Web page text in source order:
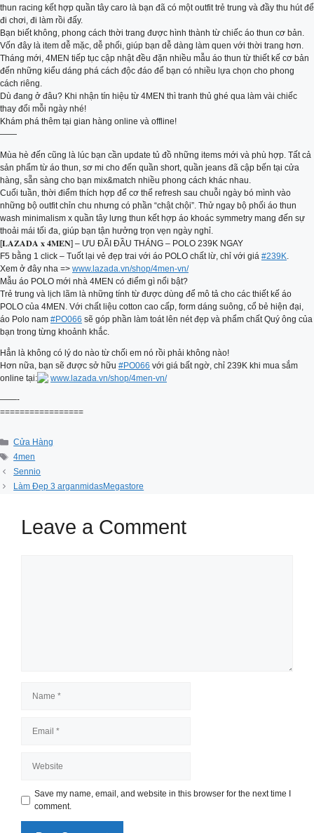
thun racing kết hợp quần tây caro là bạn đã có một outfit trẻ trung và đầy thu hút để
đi chơi, đi làm rồi đấy.
Bạn biết không, phong cách thời trang được hình thành từ chiếc áo thun cơ bản.
Vốn đây là item dễ mặc, dễ phối, giúp bạn dễ dàng làm quen với thời trang hơn.
Tháng mới, 4MEN tiếp tục cập nhật đều đặn nhiều mẫu áo thun từ thiết kế cơ bản
đến những kiểu dáng phá cách độc đáo để bạn có nhiều lựa chọn cho phong
cách riêng.
Dù đang ở đâu? Khi nhận tín hiệu từ 4MEN thì tranh thủ ghé qua làm vài chiếc
thay đổi mỗi ngày nhé!
Khám phá thêm tại gian hàng online và offline!
——
Mùa hè đến cũng là lúc bạn cần update tủ đồ những items mới và phù hợp. Tất cả
sản phẩm từ áo thun, sơ mi cho đến quần short, quần jeans đã cập bến tại cửa
hàng, sẵn sàng cho bạn mix&match nhiều phong cách khác nhau.
Cuối tuần, thời điểm thích hợp để cơ thể refresh sau chuỗi ngày bó mình vào
những bộ outfit chỉn chu nhưng có phần “chật chội”. Thử ngay bộ phối áo thun
wash minimalism x quần tây lưng thun kết hợp áo khoác symmetry mang đến sự
thoải mái tối đa, giúp bạn tận hưởng trọn vẹn ngày nghỉ.
[𝐋𝐀𝐙𝐀𝐃𝐀 𝐱 𝟒𝐌𝐄𝐍] – ƯU ĐÃI ĐẦU THÁNG – POLO 239K NGAY
F5 bằng 1 click – Tuốt lại vẻ đẹp trai với áo POLO chất lừ, chỉ với giá #239K.
Xem ở đây nha => www.lazada.vn/shop/4men-vn/
Mẫu áo POLO mới nhà 4MEN có điểm gì nổi bật?
Trẻ trung và lịch lãm là những tính từ được dùng để mô tả cho các thiết kế áo
POLO của 4MEN. Với chất liệu cotton cao cấp, form dáng suông, cổ bẻ hiện đại,
áo Polo nam #PO066 sẽ góp phần làm toát lên nét đẹp và phẩm chất Quý ông của
bạn trong từng khoảnh khắc.
Hẳn là không có lý do nào từ chối em nó rồi phải không nào!
Hơn nữa, bạn sẽ được sở hữu #PO066 với giá bất ngờ, chỉ 239K khi mua sắm
online tại:
www.lazada.vn/shop/4men-vn/
——-
=================
Categories
Cửa Hàng
Tags
4men
Sennio
Làm Đẹp 3 arganmidasMegastore
Leave a Comment
Save my name, email, and website in this browser for the next time I
comment.